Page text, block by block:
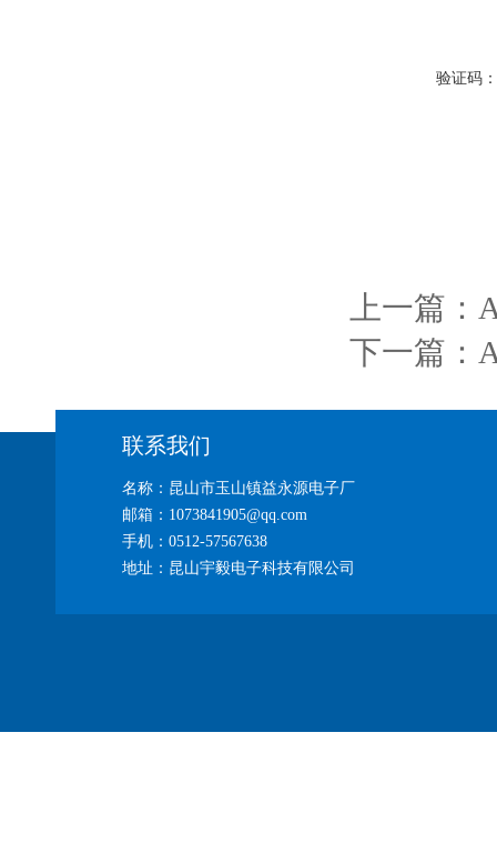
验证码：
上一篇：
下一篇：
联系我们
名称：昆山市玉山镇益永源电子厂
邮箱：1073841905@qq.com
手机：0512-57567638
地址：昆山宇毅电子科技有限公司